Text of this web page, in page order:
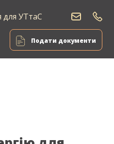
Подати документи
для УТтаС